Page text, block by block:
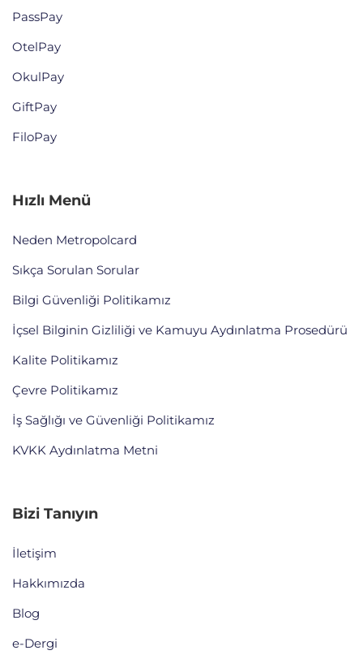
PassPay
OtelPay
OkulPay
GiftPay
FiloPay
Hızlı Menü
Neden Metropolcard
Sıkça Sorulan Sorular
Bilgi Güvenliği Politikamız
İçsel Bilginin Gizliliği ve Kamuyu Aydınlatma Prosedürü
Kalite Politikamız
Çevre Politikamız
İş Sağlığı ve Güvenliği Politikamız
KVKK Aydınlatma Metni
Bizi Tanıyın
İletişim
Hakkımızda
Blog
e-Dergi